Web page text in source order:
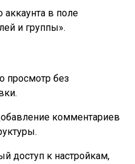
аккаунта в поле
и группы».
просмотр без
комментариев
доступ к настройкам,